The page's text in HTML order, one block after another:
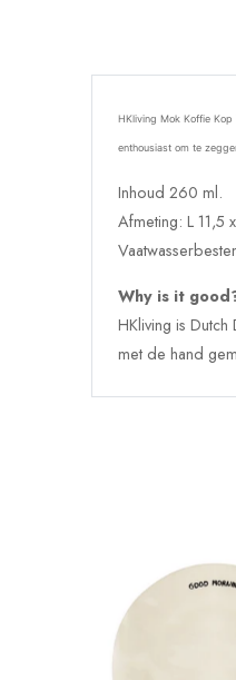
HKliving Mok Koffie
enthousiast om te
Inhoud 260 ml.
Afmeting: L 11,5
Why is it
HKliving is
met de hand